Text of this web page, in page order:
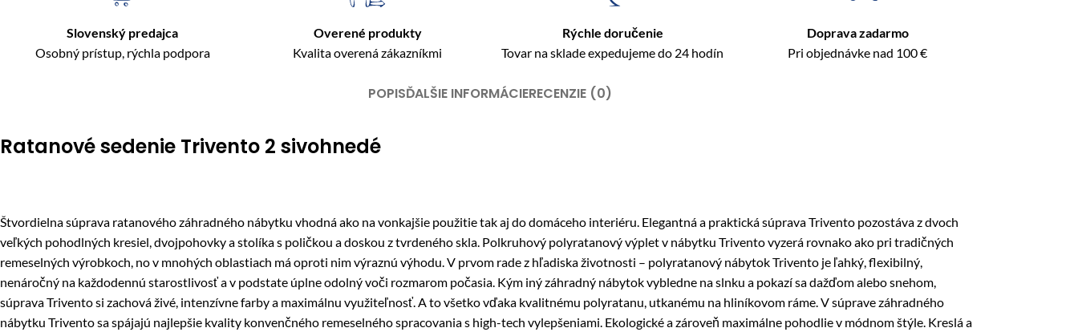
Slovenský predajca
Osobný prístup, rýchla podpora
Overené produkty
Kvalita overená zákazníkmi
Rýchle doručenie
Tovar na sklade expedujeme do 24 hodín
Doprava zadarmo
Pri objednávke nad 100 €
POPISĎALŠIE INFORMÁCIERECENZIE (0)
Ratanové sedenie Trivento 2 sivohnedé
Štvordielna súprava ratanového záhradného nábytku vhodná ako na vonkajšie použitie tak aj do domáceho interiéru. Elegantná a praktická súprava Trivento pozostáva z dvoch
veľkých pohodlných kresiel, dvojpohovky a stolíka s poličkou a doskou z tvrdeného skla. Polkruhový polyratanový výplet v nábytku Trivento vyzerá rovnako ako pri tradičných
remeselných výrobkoch, no v mnohých oblastiach má oproti nim výraznú výhodu. V prvom rade z hľadiska životnosti – polyratanový nábytok Trivento je ľahký, flexibilný,
nenáročný na každodennú starostlivosť a v podstate úplne odolný voči rozmarom počasia. Kým iný záhradný nábytok vybledne na slnku a pokazí sa dažďom alebo snehom,
súprava Trivento si zachová živé, intenzívne farby a maximálnu využiteľnosť. A to všetko vďaka kvalitnému polyratanu, utkanému na hliníkovom ráme. V súprave záhradného
nábytku Trivento sa spájajú najlepšie kvality konvenčného remeselného spracovania s high-tech vylepšeniami. Ekologické a zároveň maximálne pohodlie v módnom štýle. Kreslá a